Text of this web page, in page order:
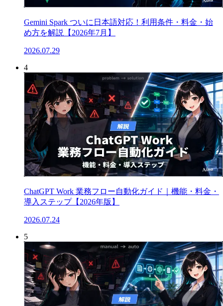
Gemini Spark ついに日本語対応！利用条件・料金・始
め方を解説【2026年7月】
2026.07.29
4
ChatGPT Work 業務フロー自動化ガイド｜機能・料金・
導入ステップ【2026年版】
2026.07.24
5